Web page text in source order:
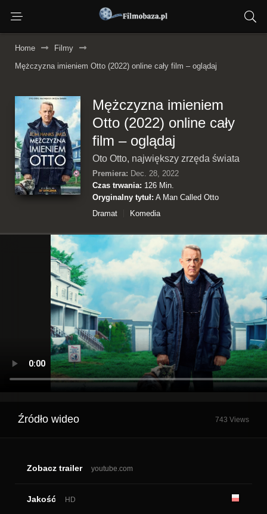
Home
Filmy
Mężczyzna imieniem Otto (2022) online cały film – oglądaj
Mężczyzna imieniem
Otto (2022) online cały
film – oglądaj
Oto Otto, największy zrzęda świata
Premiera: Dec. 28, 2022
Czas trwania: 126 Min.
Oryginalny tytuł: A Man Called Otto
Dramat
Komedia
Źródło wideo 743 Views
Zobacz trailer youtube.com
Jakość HD